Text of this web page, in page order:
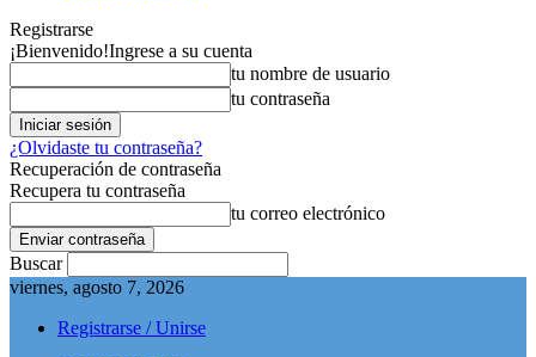
Registrarse
¡Bienvenido!Ingrese a su cuenta
tu nombre de usuario
tu contraseña
¿Olvidaste tu contraseña?
Recuperación de contraseña
Recupera tu contraseña
tu correo electrónico
Buscar
viernes, agosto 7, 2026
Registrarse / Unirse